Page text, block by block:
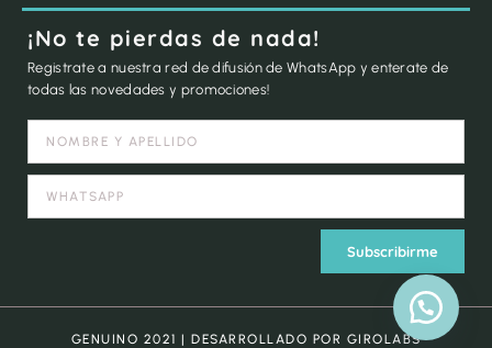
¡No te pierdas de nada!
Registrate a nuestra red de difusión de WhatsApp y enterate de
todas las novedades y promociones!
Subscribirme
GENUINO 2021 | DESARROLLADO POR GIROLABS